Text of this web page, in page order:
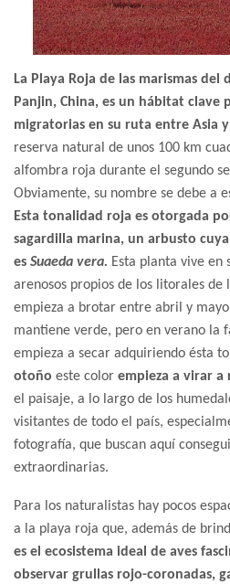
La Playa Roja de las marismas del
Panjin, China, es un hábitat clave
migratorias en su ruta entre Asia
reserva natural de unos 100 km
alfombra roja durante el segundo
Obviamente, su nombre se debe a
Esta tonalidad roja es otorgada
sagardilla marina, un arbusto
es Suaeda vera. Esta planta vive en
arenosos propios de los litorales de
empieza a brotar entre abril y
mantiene verde, pero en verano la
empieza a secar adquiriendo ésta
otoño este color empieza a virar a
el paisaje, a lo largo de los
visitantes de todo el país,
fotografía, que buscan aquí
extraordinarias.
Para los naturalistas hay pocos
a la playa roja que, además de
es el ecosistema ideal de aves
observar grullas rojo-coronadas,